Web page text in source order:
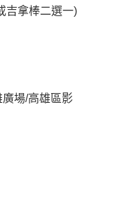
吉拿棒二選一)
場/高雄區影